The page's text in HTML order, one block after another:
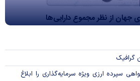
جهان از نظر مجموع دارایی‌ها
گرافیک
سپرده ارزی ویژه سرمایه‌گذاری را ابلاغ